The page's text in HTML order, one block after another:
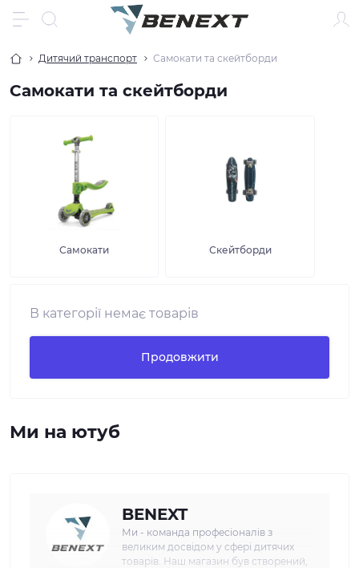
Дитячий транспорт Самокати та скейтборди
Самокати та скейтборди
Самокати Скейтборди
В категорії немає товарів
Продовжити
Ми на ютуб
BENEXT
Ми - команда професіоналів з
великим досвідом у сфері дитячих
товарів. Наш магазин був створений,